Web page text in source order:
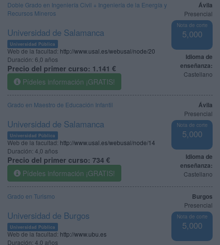
Ávila
Presencial
Nota de corte
5,000
Idioma de
enseñanza:
Castellano
Doble Grado en Ingeniería Civil + Ingeniería de la Energía y
Recursos Mineros
Universidad de Salamanca
Universidad Pública
Web de la facultad: http://www.usal.es/webusal/node/20
Duración: 6,0 años
Precio del primer curso: 1.141 €
Pídeles información ¡GRATIS!
Ávila
Presencial
Nota de corte
5,000
Idioma de
enseñanza:
Castellano
Grado en Maestro de Educación Infantil
Universidad de Salamanca
Universidad Pública
Web de la facultad: http://www.usal.es/webusal/node/14
Duración: 4,0 años
Precio del primer curso: 734 €
Pídeles información ¡GRATIS!
Burgos
Presencial
Nota de corte
5,000
Grado en Turismo
Universidad de Burgos
Universidad Pública
Web de la facultad: http://www.ubu.es
Duración: 4,0 años